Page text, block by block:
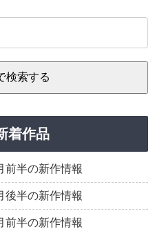
着作品
前半の新作情報
後半の新作情報
前半の新作情報